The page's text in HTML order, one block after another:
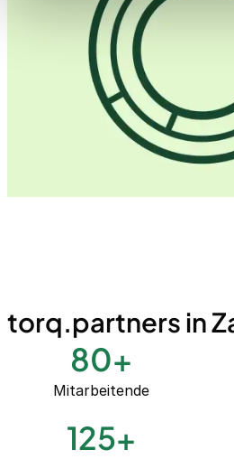
torq.partners in
80+
Mitarbeitende
125+